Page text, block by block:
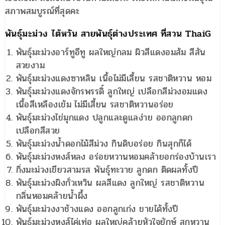
สภาพสมบูรณ์ที่สุดคะ
พันธุ์มะม่วง ไต้หวัน สายพันธุ์ต่างประเทศ ที่สวน ThaiG
พันธุ์มะม่วงอาร์ทูอีทู ผลใหญ่กลม ผิวสีแดงอมส้ม สีสัน
สวยงาม
พันธุ์มะม่วงแดงซาหลิน เนื้อไม่มีเสี้ยน รสชาติหวาน หอม
พันธุ์มะม่วงแดงจักรพรรดิ์ ลูกใหญ่ เปลือกสีม่วงอมแดง
เนื้อสีเหลืองเข้ม ไม่มีเสี้ยน รสชาติหวานอร่อย
พันธุ์มะม่วงไข่มุกแดง ปลูกและดูแลง่าย ออกลูกดก
เปลือกสีสวย
พันธุ์มะม่วงน้ำดอกไม้สีม่วง กินดิบอร่อย กินสุกก็ได้
พันธุ์มะม่วงหงส์หลง อร่อยหวานหอมคล้ายอกร่องบ้านเรา
กิ่งมะม่วงเขียวสามรส พันธุ์ทะวาย ลูกดก ติดผลทั้งปี
พันธุ์มะม่วงผิงกั่วเหวิน ผลสีแดง ลูกใหญ่ รสชาติหวาน
กลิ่นหอมคล้ายน้ำผึ้ง
พันธุ์มะม่วงงาช้างแดง ออกลูกเก่ง ขายได้ทั้งปี
พันธุ์มะม่วงหงส์ไค่เท่อ ผลใหญ่คล้ายหัวใจยักษ์ สุกหวาน